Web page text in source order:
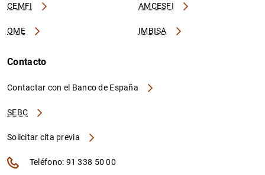
CEMFI AMCESFI
OME IMBISA
Contacto
Contactar con el Banco de España
SEBC
Solicitar cita previa
Teléfono: 91 338 50 00